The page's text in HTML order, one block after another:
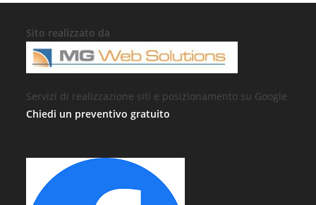
Sito realizzato da
Servizi di realizzazione siti e posizionamento su Google
Chiedi un preventivo gratuito